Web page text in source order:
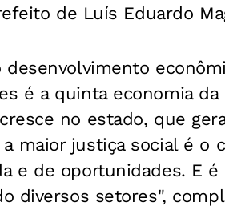
de Luís Eduardo
desenvolvimento
é a quinta economia
no estado, que
maior justiça social é o
e de oportunidades. E
diversos setores",